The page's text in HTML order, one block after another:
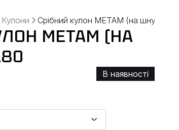
Кулони Срібний кулон METAM (на шнурку)
METAM (НА
В наявності